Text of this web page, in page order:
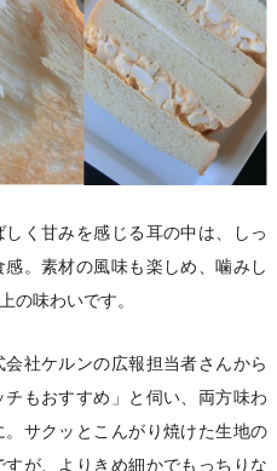
く甘みを感じる耳の中は、しっ
。素材の風味も楽しめ、噛みし
の味わいです。
社ケルンの広報担当者さんから
チもおすすめ」と伺い、両方味わ
サクッとこんがり焼けた生地の
が、よりきめ細かでもっちりな